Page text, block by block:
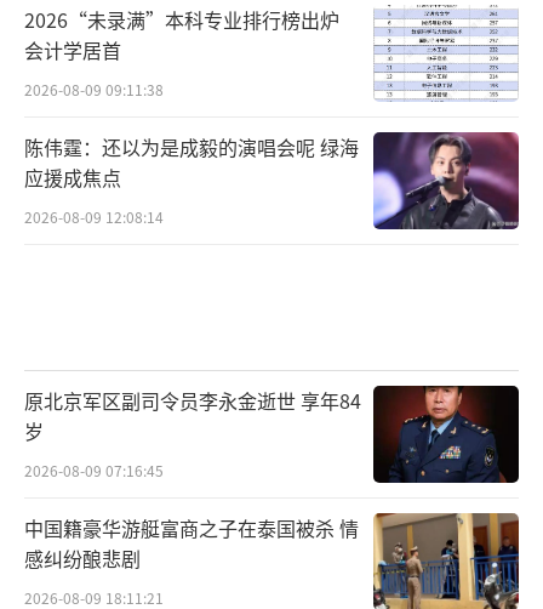
2026“未录满”本科专业排行榜出炉
会计学居首
2026-08-09 09:11:38
陈伟霆：还以为是成毅的演唱会呢 绿海
应援成焦点
2026-08-09 12:08:14
原北京军区副司令员李永金逝世 享年84
岁
2026-08-09 07:16:45
中国籍豪华游艇富商之子在泰国被杀 情
感纠纷酿悲剧
2026-08-09 18:11:21